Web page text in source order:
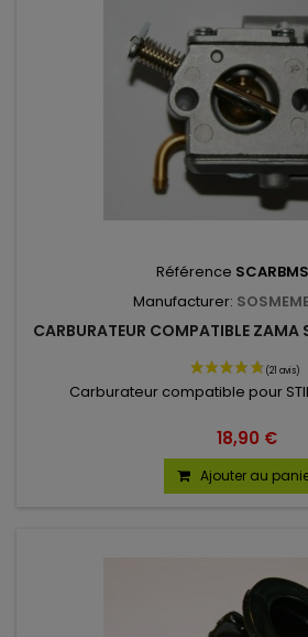
Référence
Manufacturer:
CARBURATEUR COMPATIBLE
Carburateur compatible pour
18,90 €
Ajouter au